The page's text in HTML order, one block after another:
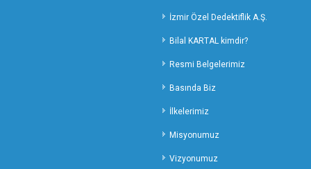
İzmir Özel Dedektiflik A.Ş.
Bilal KARTAL kimdir?
Resmi Belgelerimiz
Basında Biz
İlkelerimiz
Misyonumuz
Vizyonumuz